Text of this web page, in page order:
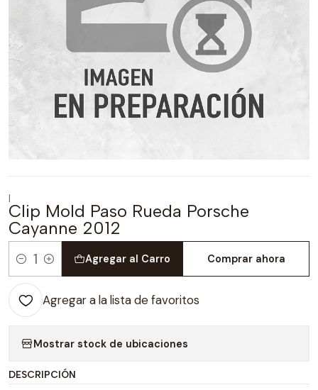
|
Clip Mold Paso Rueda Porsche
Cayanne 2012
Cantidad
Agregar al Carro Comprar ahora
Agregar a la lista de favoritos
Mostrar stock de ubicaciones
DESCRIPCIÓN